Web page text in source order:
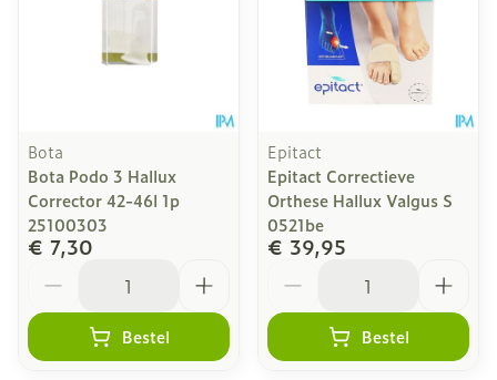
Bota
Bota Podo 3 Hallux
Corrector 42-46l 1p
25100303
€ 7,30
Bestel
Epitact
Epitact Correctieve
Orthese Hallux Valgus S
0521be
€ 39,95
Bestel